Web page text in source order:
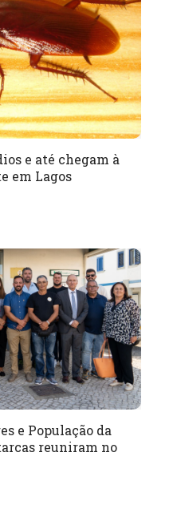
e até chegam à
em Lagos
e População da
reuniram no